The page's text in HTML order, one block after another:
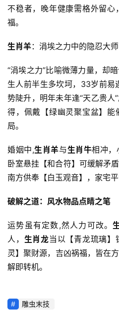
不稳者，晚年健康需格外留
福。
生肖羊：涓埃之力中的隐忍大师
“涓埃之力”比喻微薄力量，却
生人前半生多坎坷，33岁前
势陡升，明年未年逢“天乙贵人
得，佩戴【绿幽灵聚宝盆】
局。
婚姻中,生肖羊与生肖牛相冲，
卧室悬挂【和合符】可缓解矛
南方供奉【白玉观音】，家宅平
破解之道：风水物品点睛之笔
运势虽有定数,然人力可改。
人， 生肖龙当以【青龙琉璃】
灵】聚财源，吉凶祸福，皆在
解即转机。
雕虫末技